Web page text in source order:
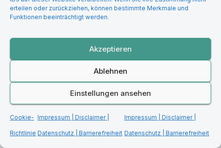
erteilen oder zurückziehen, können bestimmte Merkmale und
Funktionen beeinträchtigt werden.
Akzeptieren
Ablehnen
Einstellungen ansehen
Cookie-
Richtlinie
Impressum | Disclaimer |
Datenschutz | Barrierefreiheit
Impressum | Disclaimer |
Datenschutz | Barrierefreiheit
Wenn „kein Kommentar“ zur
Antwort wird – Über
Warnsignale aus Schulen, die
niemand hören will